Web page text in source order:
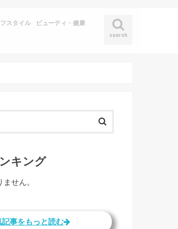
search
スタイル ビューティ・健康
キング
せん。
記事をもっと読む